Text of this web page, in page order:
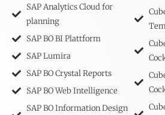
SAP Analytics Cloud for
planning
SAP BO BI Plattform
SAP Lumira
SAP BO Crystal Reports
SAP BO Web Intelligence
SAP BO Information Design